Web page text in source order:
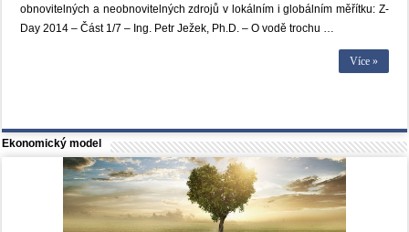
obnovitelných a neobnovitelných zdrojů v lokálním i globálním měřítku: Z-
Day 2014 – Část 1/7 – Ing. Petr Ježek, Ph.D. – O vodě trochu …
Více »
Ekonomický model